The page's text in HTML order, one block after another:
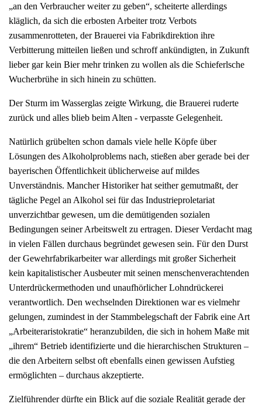
„an den Verbraucher weiter zu geben“, scheiterte allerdings
kläglich, da sich die erbosten Arbeiter trotz Verbots
zusammenrotteten, der Brauerei via Fabrikdirektion ihre
Verbitterung mitteilen ließen und schroff ankündigten, in Zukunft
lieber gar kein Bier mehr trinken zu wollen als die Schieferlsche
Wucherbrühe in sich hinein zu schütten.
Der Sturm im Wasserglas zeigte Wirkung, die Brauerei ruderte
zurück und alles blieb beim Alten - verpasste Gelegenheit.
Natürlich grübelten schon damals viele helle Köpfe über
Lösungen des Alkoholproblems nach, stießen aber gerade bei der
bayerischen Öffentlichkeit üblicherweise auf mildes
Unverständnis. Mancher Historiker hat seither gemutmaßt, der
tägliche Pegel an Alkohol sei für das Industrieproletariat
unverzichtbar gewesen, um die demütigenden sozialen
Bedingungen seiner Arbeitswelt zu ertragen. Dieser Verdacht mag
in vielen Fällen durchaus begründet gewesen sein. Für den Durst
der Gewehrfabrikarbeiter war allerdings mit großer Sicherheit
kein kapitalistischer Ausbeuter mit seinen menschenverachtenden
Unterdrückermethoden und unaufhörlicher Lohndrückerei
verantwortlich. Den wechselnden Direktionen war es vielmehr
gelungen, zumindest in der Stammbelegschaft der Fabrik eine Art
„Arbeiteraristokratie“ heranzubilden, die sich in hohem Maße mit
„ihrem“ Betrieb identifizierte und die hierarchischen Strukturen –
die den Arbeitern selbst oft ebenfalls einen gewissen Aufstieg
ermöglichten – durchaus akzeptierte.
Zielführender dürfte ein Blick auf die soziale Realität gerade der